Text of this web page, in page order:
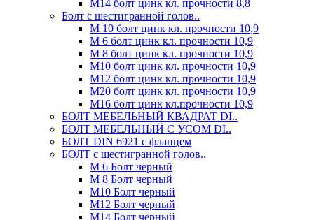
М14 болт цинк кл. прочности 8,8
Болт с шестигранной голов..
М 10 болт цинк кл. прочности 10,9
М 6 болт цинк кл. прочности 10,9
М 8 болт цинк кл. прочности 10,9
М10 болт цинк кл. прочности 10,9
М12 болт цинк кл. прочности 10,9
М20 болт цинк кл. прочности 10,9
М16 болт цинк кл.прочности 10,9
БОЛТ МЕБЕЛЬНЫЙ КВАДРАТ DI..
БОЛТ МЕБЕЛЬНЫЙ С УСОМ DI..
БОЛТ DIN 6921 c фланцем
БОЛТ с шестигранной голов..
М 6 Болт черный
М 8 Болт черный
М10 Болт черный
М12 Болт черный
М14 Болт черный